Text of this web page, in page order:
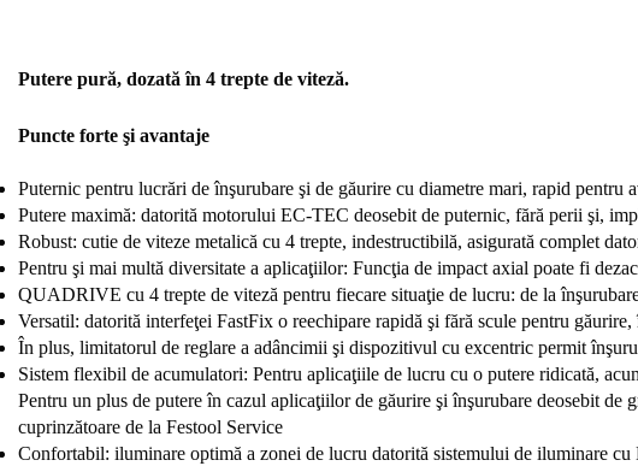
Putere pură, dozată în 4 trepte de viteză.
Puncte forte şi avantaje
Puternic pentru lucrări de înşurubare şi de găurire cu diametre mari, rapid pentru
Putere maximă: datorită motorului EC-TEC deosebit de puternic, fără perii şi,
Robust: cutie de viteze metalică cu 4 trepte, indestructibilă, asigurată complet
Pentru şi mai multă diversitate a aplicaţiilor: Funcţia de impact axial poate fi
QUADRIVE cu 4 trepte de viteză pentru fiecare situaţie de lucru: de la
Versatil: datorită interfeţei FastFix o reechipare rapidă şi fără scule pentru
În plus, limitatorul de reglare a adâncimii şi dispozitivul cu excentric permit
Sistem flexibil de acumulatori: Pentru aplicaţiile de lucru cu o putere ridicată,
Pentru un plus de putere în cazul aplicaţiilor de găurire şi înşurubare deosebit
cuprinzătoare de la Festool Service
Confortabil: iluminare optimă a zonei de lucru datorită sistemului de iluminare